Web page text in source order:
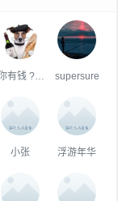
supersure
小张 浮游年华